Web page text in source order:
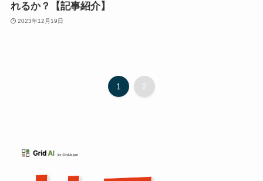
れるか？【記事紹介】
2023年12月19日
1 2